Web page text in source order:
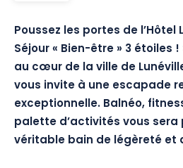
Poussez les portes de l’Hôtel
Séjour « Bien-être » 3 étoiles !
au cœur de la ville de
vous invite à une escapade
exceptionnelle. Balnéo,
palette d’activités vous sera
véritable bain de légèreté et